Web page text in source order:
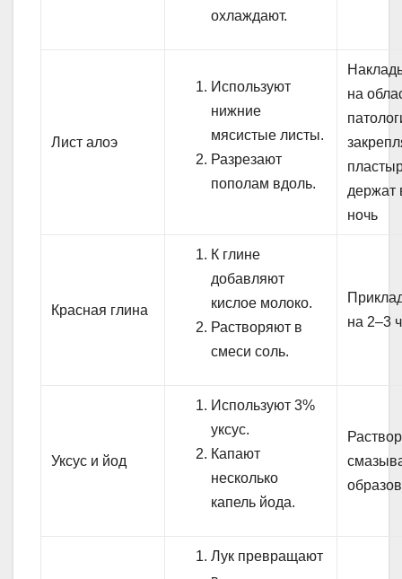
охлаждают.
Лист алоэ
Используют
нижние
мясистые листы.
Разрезают
пополам вдоль.
на
держат
ночь
Красная глина
К глине
добавляют
кислое молоко.
Растворяют в
смеси соль.
на 2–3
Уксус и йод
Используют 3%
уксус.
Капают
несколько
капель йода.
Лук превращают